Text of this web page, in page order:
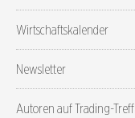
Wirtschaftskalender
Newsletter
Autoren auf Trading-Treff